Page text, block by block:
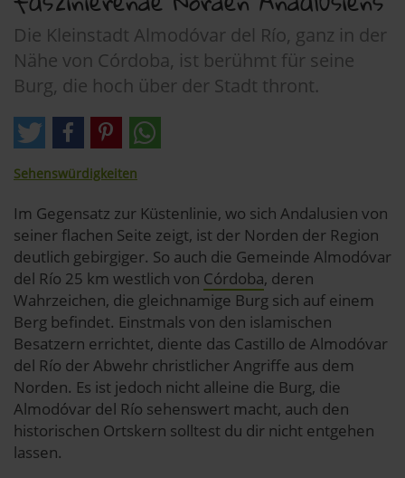
Die Kleinstadt Almodóvar del Río, ganz in der
Nähe von Córdoba, ist berühmt für seine
Burg, die hoch über der Stadt thront.
Sehenswürdigkeiten
Im Gegensatz zur Küstenlinie, wo sich Andalusien von
seiner flachen Seite zeigt, ist der Norden der Region
deutlich gebirgiger. So auch die Gemeinde Almodóvar
del Río 25 km westlich von Córdoba, deren
Wahrzeichen, die gleichnamige Burg sich auf einem
Berg befindet. Einstmals von den islamischen
Besatzern errichtet, diente das Castillo de Almodóvar
del Río der Abwehr christlicher Angriffe aus dem
Norden. Es ist jedoch nicht alleine die Burg, die
Almodóvar del Río sehenswert macht, auch den
historischen Ortskern solltest du dir nicht entgehen
lassen.